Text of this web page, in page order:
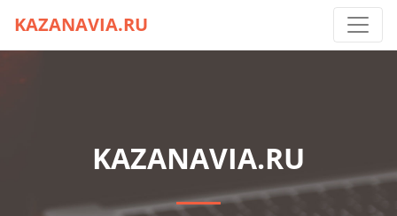
KAZANAVIA.RU
KAZANAVIA.RU